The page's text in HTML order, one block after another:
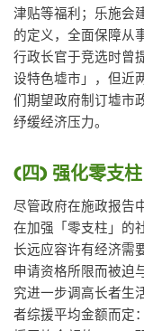
津贴等福利；乐施会
的定义，全面保障从
行政长官于竞选时曾
设特色墟市」，但近
们期望政府制订墟市
纾缓经济压力。
(四) 强化零支
尽管政府在施政报告
在加强「零支柱」的
长远应容许有经济需
申请资格所限而被迫
究进一步调高长者生
者综援平均金额而定